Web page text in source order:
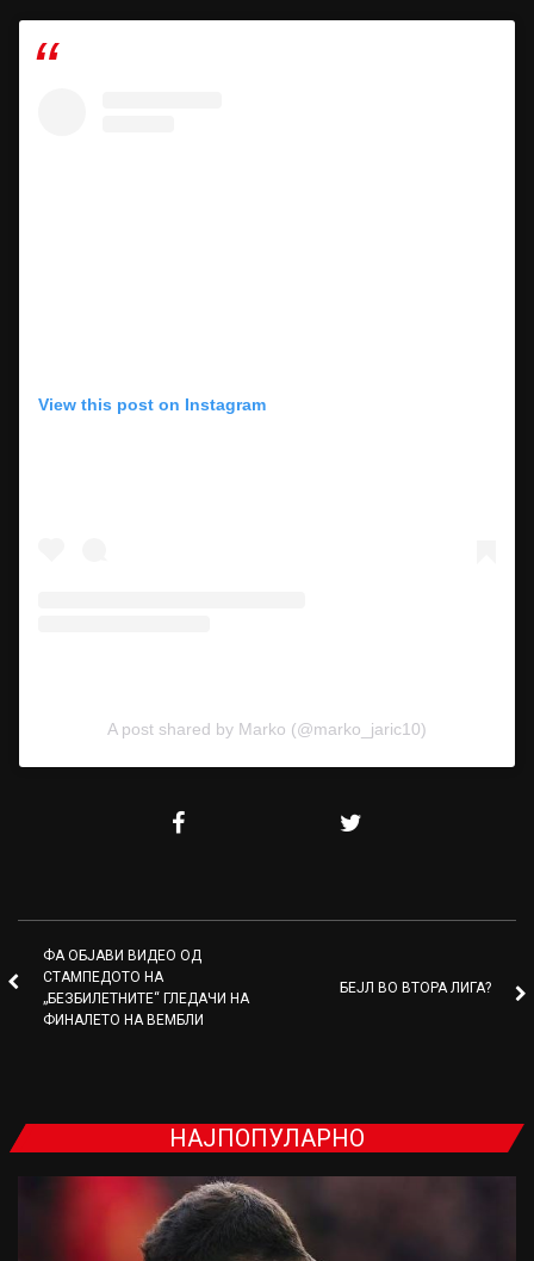
View this post on Instagram
A post shared by Marko (@marko_jaric10)
ФА ОБЈАВИ ВИДЕО ОД
СТАМПЕДОТО НА
„БЕЗБИЛЕТНИТЕ“ ГЛЕДАЧИ НА
ФИНАЛЕТО НА ВЕМБЛИ
БЕЈЛ ВО ВТОРА ЛИГА?
НАЈПОПУЛАРНО